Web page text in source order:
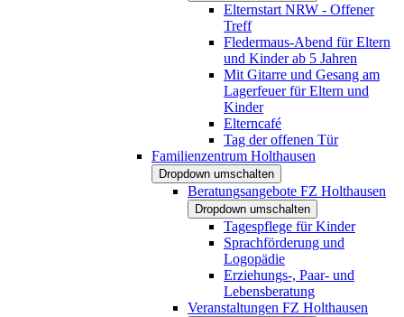
Elternstart NRW - Offener
Treff
Fledermaus-Abend für Eltern
und Kinder ab 5 Jahren
Mit Gitarre und Gesang am
Lagerfeuer für Eltern und
Kinder
Elterncafé
Tag der offenen Tür
Familienzentrum Holthausen
Dropdown umschalten
Beratungsangebote FZ Holthausen
Dropdown umschalten
Tagespflege für Kinder
Sprachförderung und
Logopädie
Erziehungs-, Paar- und
Lebensberatung
Veranstaltungen FZ Holthausen